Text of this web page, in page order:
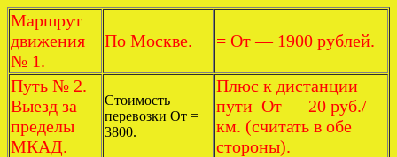
Маршрут
движения
№ 1.
По Москве. = От — 1900 рублей.
Путь № 2.
Выезд за
пределы
МКАД.
Стоимость
перевозки От =
3800.
Плюс к дистанции
пути От — 20 руб./
км. (считать в обе
стороны).